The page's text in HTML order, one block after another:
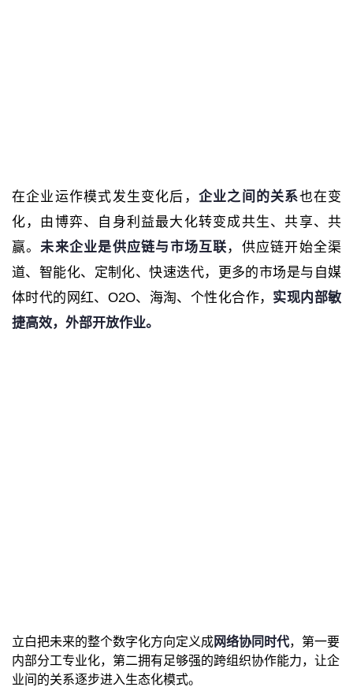
在企业运作模式发生变化后， 企业之间的关系也在变
化，由博弈、自身利益最大化转变成共生、共享、共
赢。 未来企业是供应链与市场互联 ，供应链开始全渠
道、智能化、定制化、快速迭代，更多的市场是与自媒
体时代的网红、O2O、海淘、个性化合作， 实现内部敏
捷高效，外部开放作业。
立白把未来的整个数字化方向定义成网络协同时代，第一要
内部分工专业化，第二拥有足够强的跨组织协作能力，让企
业间的关系逐步进入生态化模式。